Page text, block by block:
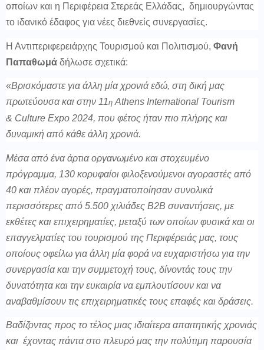
οποίων και η Περιφέρεια Στερεάς Ελλάδας, δημιουργώντας
το ιδανικό έδαφος για νέες διεθνείς συνεργασίες.
Η Αντιπεριφερειάρχης Τουρισμού και Πολιτισμού, Φανή
Παπαθωμά δήλωσε σχετικά:
«Βρισκόμαστε για άλλη μία χρονιά εδώ, στη δική μας
πρωτεύουσα και στην 11η Athens International Tourism
& Culture Expo 2024, που φέτος ήταν πιο πλήρης και
δυναμική από κάθε άλλη χρονιά.
Μέσα από ένα άρτια οργανωμένο και στοχευμένο
πρόγραμμα, 130 κορυφαίοι φιλοξενούμενοι αγοραστές από
40 και πλέον αγορές, πραγματοποίησαν συνολικά
περισσότερες από 5.500 χιλιάδες Β2Β συναντήσεις, με
εκθέτες και επιχειρηματίες, μεταξύ των οποίων φυσικά και οι
επαγγελματίες του τουρισμού της Περιφέρειάς μας, τους
οποίους οφείλω για άλλη μία φορά να ευχαριστήσω για την
συνεργασία και την συμμετοχή τους, δίνοντάς τους την
δυνατότητα και την ευκαιρία να εμπλουτίσουν και να
αναβαθμίσουν τις επιχειρηματικές τους επαφές και δράσεις.
Βαδίζοντας προς το τέλος μιας ιδιαίτερα απαιτητικής χρονιάς
και έχοντας πάντα στο πλευρό μας την πολύτιμη παρουσία